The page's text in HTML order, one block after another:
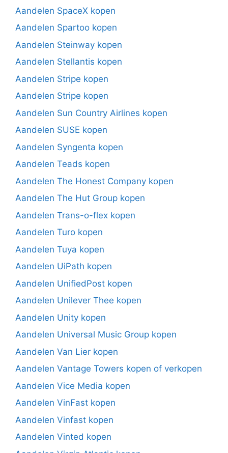
Aandelen SpaceX kopen
Aandelen Spartoo kopen
Aandelen Steinway kopen
Aandelen Stellantis kopen
Aandelen Stripe kopen
Aandelen Stripe kopen
Aandelen Sun Country Airlines kopen
Aandelen SUSE kopen
Aandelen Syngenta kopen
Aandelen Teads kopen
Aandelen The Honest Company kopen
Aandelen The Hut Group kopen
Aandelen Trans-o-flex kopen
Aandelen Turo kopen
Aandelen Tuya kopen
Aandelen UiPath kopen
Aandelen UnifiedPost kopen
Aandelen Unilever Thee kopen
Aandelen Unity kopen
Aandelen Universal Music Group kopen
Aandelen Van Lier kopen
Aandelen Vantage Towers kopen of verkopen
Aandelen Vice Media kopen
Aandelen VinFast kopen
Aandelen Vinfast kopen
Aandelen Vinted kopen